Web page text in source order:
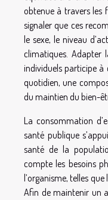
obtenue à travers les
signaler que ces
le sexe, le niveau
climatiques. Adapter
individuels participe
quotidien, une
du maintien du bien-
La consommation
santé publique
santé de la
compte les besoins
l’organisme, telles
Afin de maintenir un